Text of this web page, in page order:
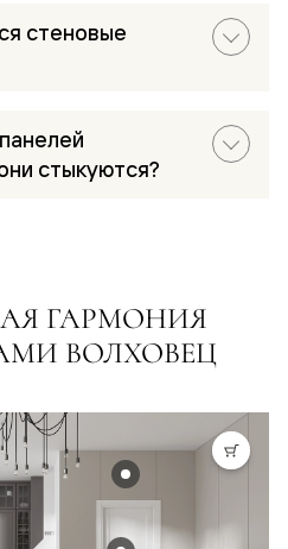
стеновые
стыкуются?
ГАРМОНИЯ
ВОЛХОВЕЦ